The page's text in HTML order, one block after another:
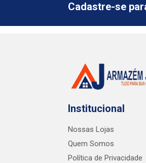
Cadastre-se
Institucional
Nossas Lojas
Quem Somos
Política de Privacidade